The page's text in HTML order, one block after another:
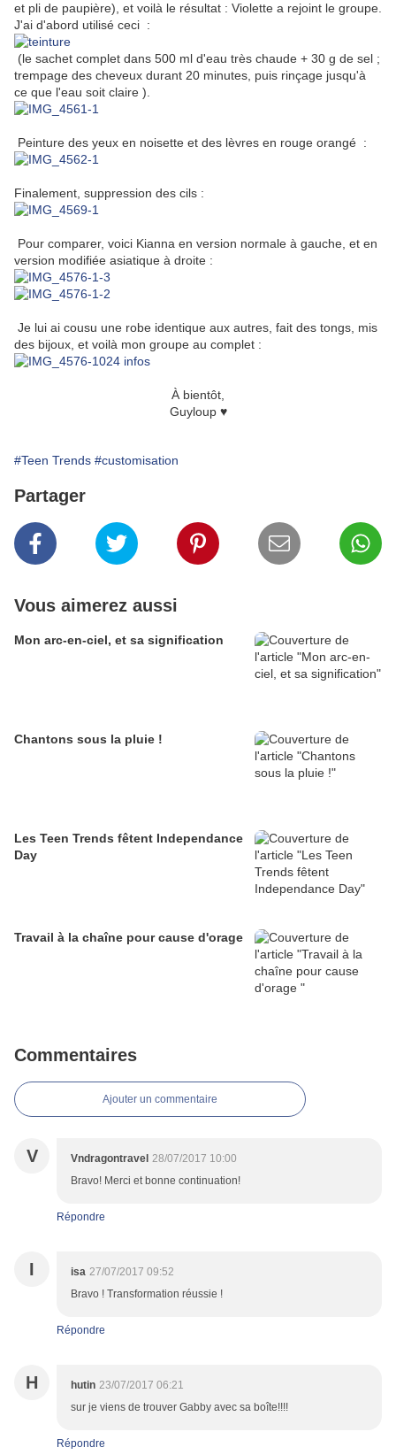
et pli de paupière), et voilà le résultat : Violette a rejoint le groupe.
J'ai d'abord utilisé ceci :
(le sachet complet dans 500 ml d'eau très chaude + 30 g de sel ;
trempage des cheveux durant 20 minutes, puis rinçage jusqu'à
ce que l'eau soit claire ).
Peinture des yeux en noisette et des lèvres en rouge orangé :
Finalement, suppression des cils :
Pour comparer, voici Kianna en version normale à gauche, et en
version modifiée asiatique à droite :
Je lui ai cousu une robe identique aux autres, fait des tongs, mis
des bijoux, et voilà mon groupe au complet :
À bientôt,
Guyloup ♥
#Teen Trends #customisation
Partager
Vous aimerez aussi
Mon arc-en-ciel, et sa signification
Chantons sous la pluie !
Les Teen Trends fêtent Independance
Day
Travail à la chaîne pour cause d'orage
Commentaires
Ajouter un commentaire
V Vndragontravel 28/07/2017 10:00
Bravo! Merci et bonne continuation!
Répondre
I isa 27/07/2017 09:52
Bravo ! Transformation réussie !
Répondre
H hutin 23/07/2017 06:21
sur je viens de trouver Gabby avec sa boîte!!!!
Répondre